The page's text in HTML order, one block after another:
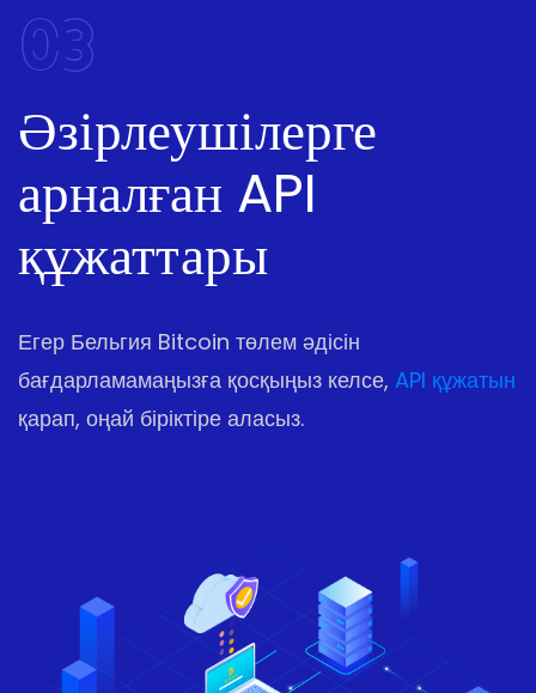
03
Әзірлеушілерге
арналған API
құжаттары
Егер Бельгия Bitcoin төлем әдісін
бағдарламамаңызға қосқыңыз келсе, API құжатын
қарап, оңай біріктіре аласыз.